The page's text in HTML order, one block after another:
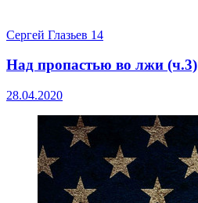
Сергей Глазьев 14
Над пропастью во лжи (ч.3)
28.04.2020